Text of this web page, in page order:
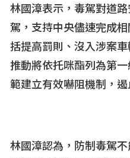
林國漳表示，毒駕對道
駕，支持中央儘速完成
括提高罰則、沒入涉案
推動將依托咪酯列為第
範建立有效嚇阻機制，
林國漳認為，防制毒駕